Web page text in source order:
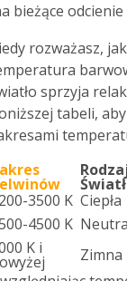
bieżące
rozważasz,
sprzyja
tabeli,
3500 K Ciepła
4500 K
K i
Zimna